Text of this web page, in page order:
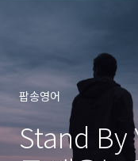
팝송영어
Stand By